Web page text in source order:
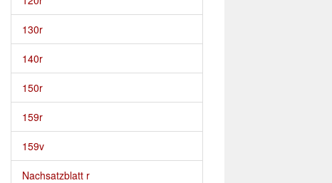
130r
140r
150r
159r
159v
Nachsatzblatt r